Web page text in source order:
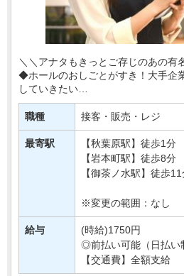
＼＼アナタもきっとご存じのあの有
◆ホールのおしごとがすき！大手企
していきたい
◆安定して働ける職場を探してる
今回は秋葉原の駅前のお店で
・・・
職種 接客・販売・レジ
最寄駅
【秋葉原駅】徒歩1
【岩本町駅】徒歩8
【御茶ノ水駅】徒歩
※変更の範囲：なし
給与
(時給)1750円
◎前払い可能（日払い
【交通費】全額支給